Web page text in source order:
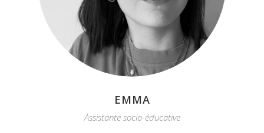
EMMA
Assistante socio-éducative